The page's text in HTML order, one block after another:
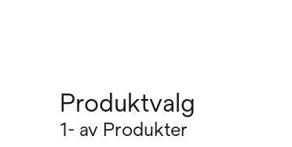
Produktvalg
1- av Produkter